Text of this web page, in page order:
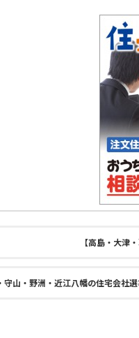
【高島・大津
守山・野洲・近江八幡の住宅会